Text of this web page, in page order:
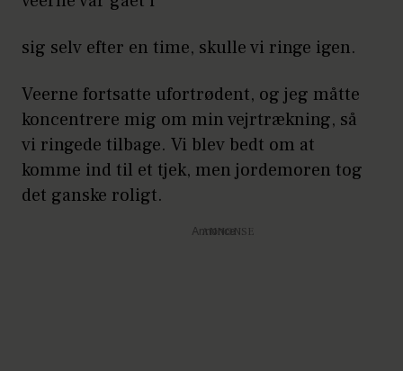
sig selv efter en time, skulle vi ringe igen.
Veerne fortsatte ufortrødent, og jeg måtte
koncentrere mig om min vejrtrækning, så
vi ringede tilbage. Vi blev bedt om at
komme ind til et tjek, men jordemoren tog
det ganske roligt.
Annonce